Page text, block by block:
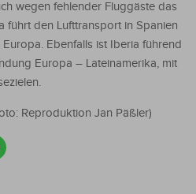
wegen fehlender Fluggäste das
führt den Lufttransport in Spanien
Ebenfalls ist Iberia führend
Europa – Lateinamerika, mit
Reproduktion Jan Päßler)